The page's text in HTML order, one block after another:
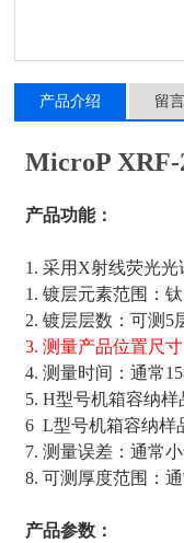
产品介绍 留
MicroP XRF-
产品功能：
1. 采用X射线荧光
1. 镀层元素范围：
2. 镀层层数：可测5
3. 测量产品位置尺
4. 测量时间：通常15
5. H型号机箱容纳样
6 L型号机箱容纳样
7. 测量误差：通常
8. 可测厚度范围：
产品参数：